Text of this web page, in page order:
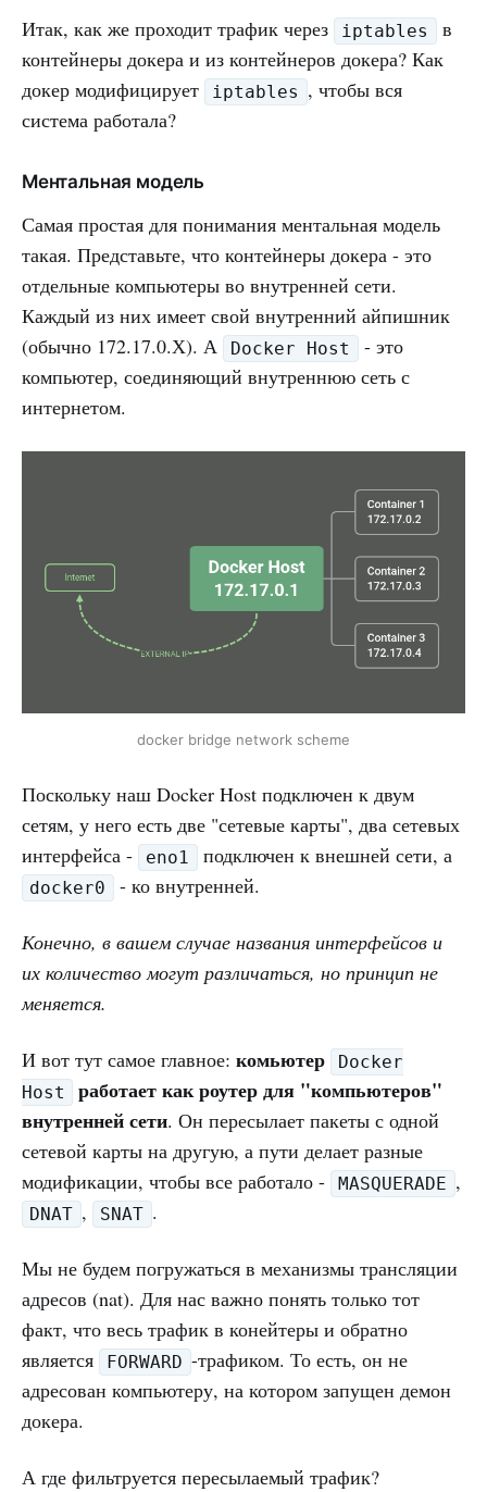
Итак, как же проходит трафик через iptables
в
контейнеры докера и из контейнеров докера? Как
докер модифицирует
iptables , чтобы вся
система работала?
Ментальная модель
Самая простая для понимания ментальная модель
такая. Представьте, что контейнеры докера - это
отдельные компьютеры во внутренней сети.
Каждый из них имеет свой внутренний айпишник
(обычно 172.17.0.Х). А
Docker Host
- это
компьютер, соединяющий внутреннюю сеть с
интернетом.
docker bridge network scheme
Поскольку наш Docker Host подключен к двум
сетям, у него есть две "сетевые карты", два сетевых
интерфейса -
eno1 подключен к внешней сети, а
docker0 - ко внутренней.
Конечно, в вашем случае названия интерфейсов и
их количество могут различаться, но принцип не
меняется.
И вот тут самое главное: комьютер
Docker
Host
работает как роутер для "компьютеров"
внутренней сети. Он пересылает пакеты с одной
сетевой карты на другую, а пути делает разные
модификации, чтобы все работало -
MASQUERADE ,
DNAT , SNAT .
Мы не будем погружаться в механизмы трансляции
адресов (nat). Для нас важно понять только тот
факт, что весь трафик в конейтеры и обратно
является
FORWARD -трафиком. То есть, он не
адресован компьютеру, на котором запущен демон
докера.
А где фильтруется пересылаемый трафик?